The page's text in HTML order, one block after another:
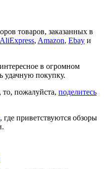
товаров, заказанных в
AliExpress, Amazon, Ebay и
в огромном
удачную покупку.
пожалуйста, поделитесь
, где приветствуются обзоры